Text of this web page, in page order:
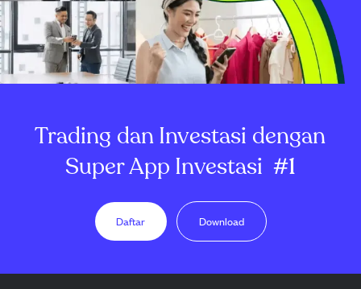
Trading dan Investasi dengan
Super App Investasi #1
Daftar Download